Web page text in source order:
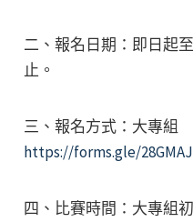
二、報名日期：即日起至
止。
三、報名方式：大專組
https://forms.gle/
四、比賽時間：大專組